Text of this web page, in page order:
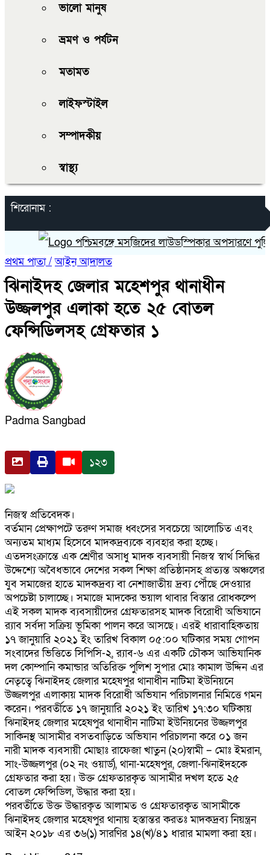
ভালো মানুষ
ভ্রমণ ও পর্যটন
মতামত
লাইফস্টাইল
সম্পাদকীয়
স্বাস্থ্য
শিরোনাম :
পশ্চিমবঙ্গে মসজিদের লাউডস্পিকার অপসারণে পুলিশের
প্রথম পাতা / আইন আদালত
ঝিনাইদহ জেলার মহেশপুর থানাধীন
উজ্জলপুর এলাকা হতে ২৫ বোতল
ফেন্সিডিলসহ গ্রেফতার ১
Padma Sangbad
১২৩
নিজস্ব প্রতিবেদক।
বর্তমান প্রেক্ষাপটে তরুণ সমাজ ধ্বংসের সবচেয়ে আলোচিত এবং
অন্যতম মাধ্যম হিসেবে মাদকদ্রব্যকে ব্যবহার করা হচ্ছে।
এতদসংক্রান্তে এক শ্রেণীর অসাধু মাদক ব্যবসায়ী নিজস্ব স্বার্থ সিদ্ধির
উদ্দেশ্যে অবৈধভাবে দেশের সকল শিক্ষা প্রতিষ্ঠানসহ প্রত্যন্ত অঞ্চলের
যুব সমাজের হাতে মাদকদ্রব্য বা নেশাজাতীয় দ্রব্য পৌঁছে দেওয়ার
অপচেষ্টা চালাচ্ছে। সমাজে মাদকের ভয়াল থাবার বিস্তার রোধকল্পে
এই সকল মাদক ব্যবসায়ীদের গ্রেফতারসহ মাদক বিরোধী অভিযানে
র‌্যাব সর্বদা সক্রিয় ভূমিকা পালন করে আসছে। এরই ধারাবাহিকতায়
১৭ জানুয়ারি ২০২১ ইং তারিখ বিকাল ০৫:০০ ঘটিকার সময় গোপন
সংবাদের ভিত্তিতে সিপিসি-২, র‌্যাব-৬ এর একটি চৌকস আভিযানিক
দল কোম্পানি কমান্ডার অতিরিক্ত পুলিশ সুপার মোঃ কামাল উদ্দিন এর
নেতৃত্বে ঝিনাইদহ জেলার মহেষপুর থানাধীন নাটিমা ইউনিয়নে
উজ্জলপুর এলাকায় মাদক বিরোধী অভিযান পরিচালনার নিমিত্তে গমন
করেন। পরবর্তীতে ১৭ জানুয়ারি ২০২১ ইং তারিখ ১৭:৩০ ঘটিকায়
ঝিনাইদহ জেলার মহেষপুর থানাধীন নাটিমা ইউনিয়নের উজ্জলপুর
সাকিনস্থ আসামীর বসতবাড়িতে অভিযান পরিচালনা করে ০১ জন
নারী মাদক ব্যবসায়ী মোছাঃ রাফেজা খাতুন (২০)স্বামী – মোঃ ইমরান,
সাং-উজ্জলপুর (০২ নং ওয়ার্ড), থানা-মহেষপুর, জেলা-ঝিনাইদহকে
গ্রেফতার করা হয়। উক্ত গ্রেফতারকৃত আসামীর দখল হতে ২৫
বোতল ফেন্সিডিল, উদ্ধার করা হয়।
পরবর্তীতে উক্ত উদ্ধারকৃত আলামত ও গ্রেফতারকৃত আসামীকে
ঝিনাইদহ জেলার মহেষপুর থানায় হস্তান্তর করতঃ মাদকদ্রব্য নিয়ন্ত্রন
আইন ২০১৮ এর ৩৬(১) সারণির ১৪(খ)/৪১ ধারার মামলা করা হয়।